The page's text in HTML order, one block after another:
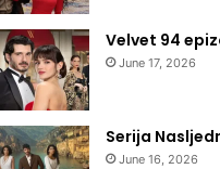
Velvet 94
June 17, 2026
Serija
June 16, 2026